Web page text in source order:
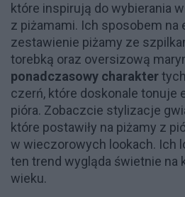
które inspirują do wybierania
z piżamami. Ich sposobem
zestawienie piżamy ze
torebką oraz oversizową
ponadczasowy charakter
czerń, które doskonale tonuje
pióra. Zobaczcie stylizacje
które postawiły na piżamy z
w wieczorowych lookach. Ich
ten trend wygląda świetnie na
wieku.